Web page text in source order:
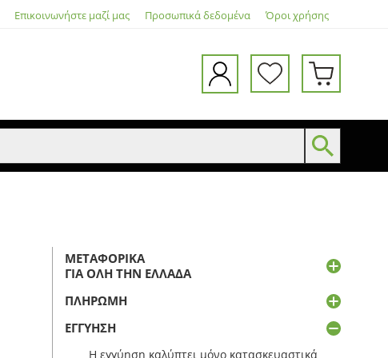
Επικοινωνήστε μαζί μας Προσωπικά δεδομένα Όροι χρήσης
ΜΕΤΑΦΟΡΙΚΆ
ΓΙΑ ΌΛΗ ΤΗΝ ΕΛΛΆΔΑ
ΠΛΗΡΩΜΉ
ΕΓΓΎΗΣΗ
Η εγγύηση καλύπτει μόνο κατασκευαστικά